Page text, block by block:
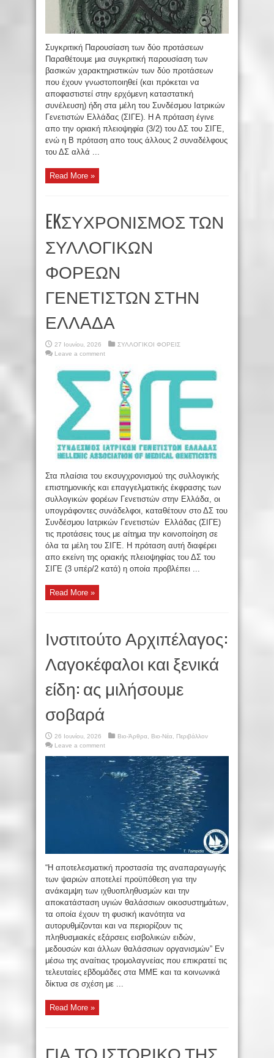
Συγκριτική Παρουσίαση των δύο προτάσεων
Παραθέτουμε μια συγκριτική παρουσίαση των
βασικών χαρακτηριστικών των δύο προτάσεων
που έχουν γνωστοποιηθεί (και πρόκεται να
αποφαστιστεί στην ερχόμενη καταστατική
συνέλευση) ήδη στα μέλη του Συνδέσμου Ιατρικών
Γενετιστών Ελλάδας (ΣΙΓΕ). Η Α πρόταση έγινε
απο την οριακή πλειοψηφία (3/2) του ΔΣ του ΣΙΓΕ,
ενώ η Β πρόταση απο τους άλλους 2 συναδέλφους
του ΔΣ αλλά ...
Read More »
EKΣΥΧΡΟΝΙΣΜΟΣ ΤΩΝ
ΣΥΛΛΟΓΙΚΩΝ
ΦΟΡΕΩΝ
ΓΕΝΕΤΙΣΤΩΝ ΣΤΗΝ
ΕΛΛΑΔΑ
27 Ιουνίου, 2026
ΣΥΛΛΟΓΙΚΟΙ ΦΟΡΕΙΣ
Leave a comment
Στα πλαίσια του εκσυγχρονισμού της συλλογικής
επιστημονικής και επαγγελματικής έκφρασης των
συλλογικών φορέων Γενετιστών στην Ελλάδα, οι
υπογράφοντες συνάδελφοι, καταθέτουν στο ΔΣ του
Συνδέσμου Ιατρικών Γενετιστών Ελλάδας (ΣΙΓΕ)
τις προτάσεις τους με αίτημα την κοινοποίηση σε
όλα τα μέλη του ΣΙΓΕ. Η πρόταση αυτή διαφέρει
απο εκείνη της οριακής πλειοψηφίας του ΔΣ του
ΣΙΓΕ (3 υπέρ/2 κατά) η οποία προβλέπει ...
Read More »
Ινστιτούτο Αρχιπέλαγος:
Λαγοκέφαλοι και ξενικά
είδη: ας μιλήσουμε
σοβαρά
26 Ιουνίου, 2026 Βιο-Άρθρα Βιο-Νέα
Περιβάλλον
Leave a comment
“Η αποτελεσματική προστασία της αναπαραγωγής
των ψαριών αποτελεί προϋπόθεση για την
ανάκαμψη των ιχθυοπληθυσμών και την
αποκατάσταση υγιών θαλάσσιων οικοσυστημάτων,
τα οποία έχουν τη φυσική ικανότητα να
αυτορυθμίζονται και να περιορίζουν τις
πληθυσμιακές εξάρσεις εισβολικών ειδών,
μεδουσών και άλλων θαλάσσιων οργανισμών” Εν
μέσω της αναίτιας τρομολαγνείας που επικρατεί τις
τελευταίες εβδομάδες στα ΜΜΕ και τα κοινωνικά
δίκτυα σε σχέση με ...
Read More »
ΓΙΑ ΤΟ ΙΣΤΟΡΙΚΟ ΤΗΣ